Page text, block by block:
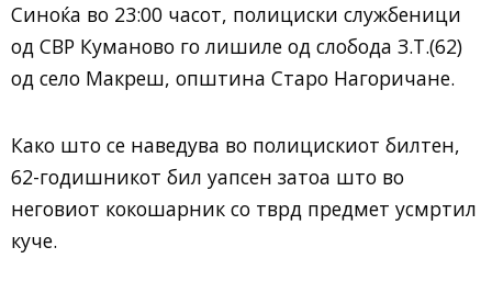
Синоќа во 23:00 часот, полициски службеници
од СВР Куманово го лишиле од слобода З.Т.(62)
од село Макреш, општина Старо Нагоричане.
Како што се наведува во полицискиот билтен,
62-годишникот бил уапсен затоа што во
неговиот кокошарник со тврд предмет усмртил
куче.